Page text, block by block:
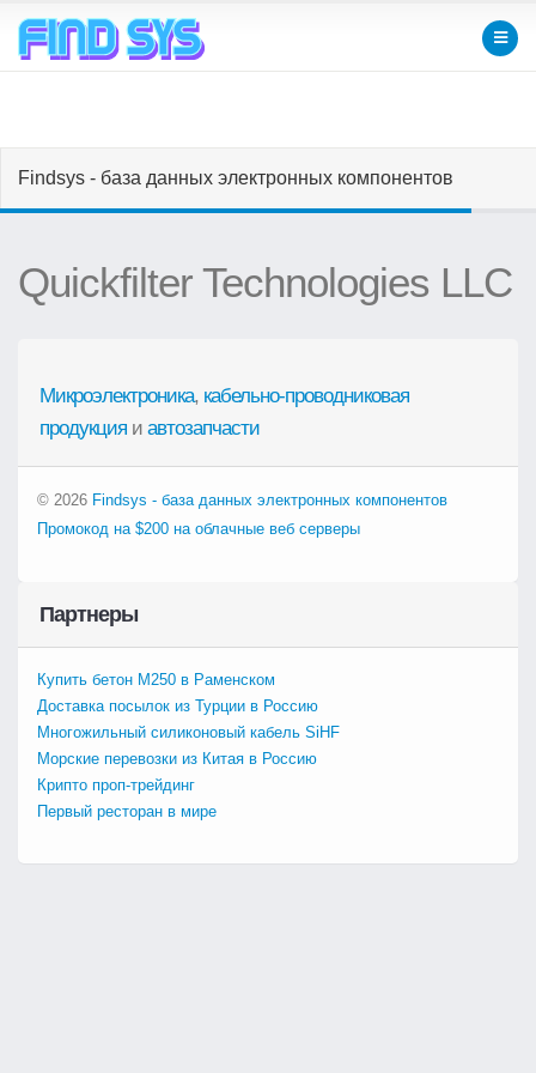
Findsys - база данных электронных компонентов
Quickfilter Technologies LLC
Микроэлектроника, кабельно-проводниковая
продукция и автозапчасти
© 2026 Findsys - база данных электронных компонентов
Промокод на $200 на облачные веб серверы
Партнеры
Купить бетон М250 в Раменском
Доставка посылок из Турции в Россию
Многожильный силиконовый кабель SiHF
Морские перевозки из Китая в Россию
Крипто проп-трейдинг
Первый ресторан в мире